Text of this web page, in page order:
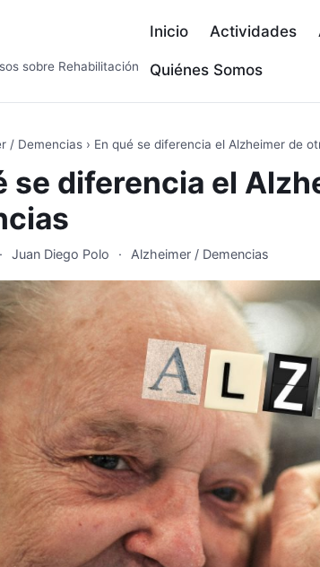
sobre Rehabilitación
Inicio Actividades
Quiénes Somos
/ Demencias › En qué se diferencia el Alzheimer de
se diferencia el
· Juan Diego Polo · Alzheimer / Demencias